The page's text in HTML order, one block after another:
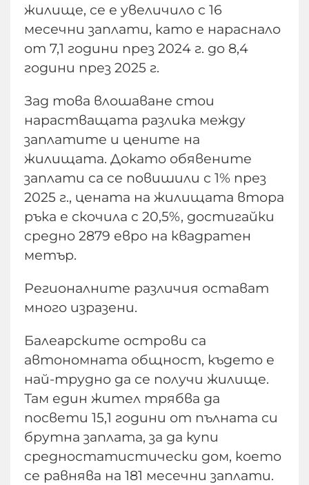
жилище, се е увеличило с 16
месечни заплати, като е нараснало
от 7,1 години през 2024 г. до 8,4
години през 2025 г.
Зад това влошаване стои
нарастващата разлика между
заплатите и цените на
жилищата. Докато обявените
заплати са се повишили с 1% през
2025 г., цената на жилищата втора
ръка е скочила с 20,5%, достигайки
средно 2879 евро на квадратен
метър.
Регионалните различия остават
много изразени.
Балеарските острови са
автономната общност, където е
най-трудно да се получи жилище.
Там един жител трябва да
посвети 15,1 години от пълната си
брутна заплата, за да купи
средностатистически дом, което
се равнява на 181 месечни заплати.